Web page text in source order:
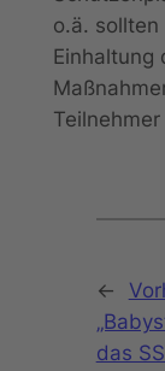
o.ä.
Einhaltung
←
das